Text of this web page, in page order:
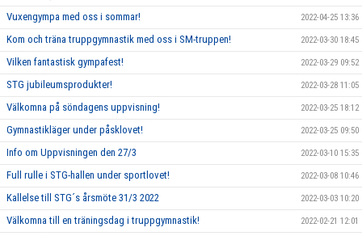
Vuxengympa med oss i sommar! 2022-04-25 13:36
Kom och träna truppgymnastik med oss i SM-truppen! 2022-03-30 18:45
Vilken fantastisk gympafest! 2022-03-29 09:52
STG jubileumsprodukter! 2022-03-28 11:05
Välkomna på söndagens uppvisning! 2022-03-25 18:12
Gymnastikläger under påsklovet! 2022-03-25 09:50
Info om Uppvisningen den 27/3 2022-03-10 15:35
Full rulle i STG-hallen under sportlovet! 2022-03-08 10:46
Kallelse till STG´s årsmöte 31/3 2022 2022-03-03 10:20
Välkomna till en träningsdag i truppgymnastik! 2022-02-21 12:01